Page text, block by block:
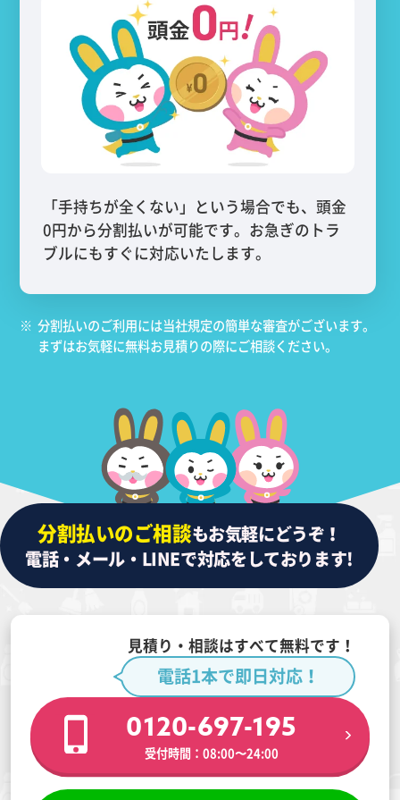
「手持ちが全くない」という場合でも、頭金
0円から分割払いが可能です。お急ぎのトラ
ブルにもすぐに対応いたします。
※ 分割払いのご利用には当社規定の簡単な審査がございます。
まずはお気軽に無料お見積りの際にご相談ください。
分割払いのご相談もお気軽にどうぞ！
電話・メール・LINEで対応をしております!
見積り・相談はすべて無料です！
電話1本で即日対応！
0120-697-195
受付時間：08:00〜24:00